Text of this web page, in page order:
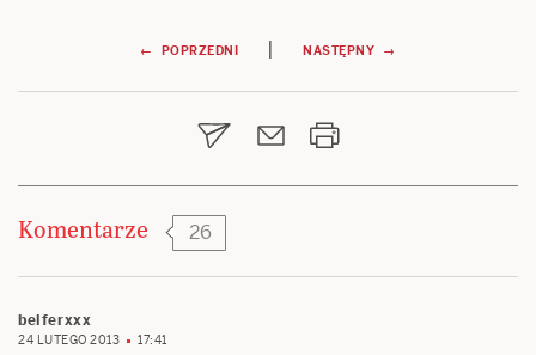
Nawigacja
wpisu
← POPRZEDNI | NASTĘPNY →
Komentarze 26
belferxxx
24 LUTEGO 2013 17:41